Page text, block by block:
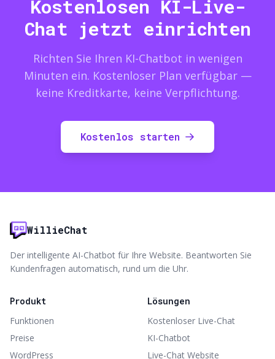
Kostenlosen KI-Live-
Chat jetzt einrichten
Richten Sie Ihren KI-Chatbot in wenigen
Minuten ein. Kostenloser Plan verfügbar —
keine Kreditkarte, keine Verpflichtung.
Kostenlos starten
WillieChat
Der intelligente AI-Chatbot für Ihre Website. Beantworten Sie
Kundenfragen automatisch, rund um die Uhr.
Produkt
Funktionen
Preise
WordPress
Lösungen
Kostenloser Live-Chat
KI-Chatbot
Live-Chat Website